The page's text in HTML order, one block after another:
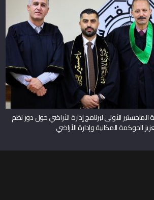
الأولى لبرنامج إدارة الأراضي حول دور نظم
الحوكمة المكانية وإدارة الأراضي